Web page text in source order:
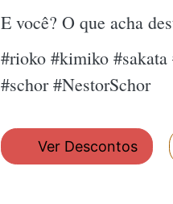
E você? O que acha
#rioko #kimiko
#schor #NestorSchor
Ver Descontos